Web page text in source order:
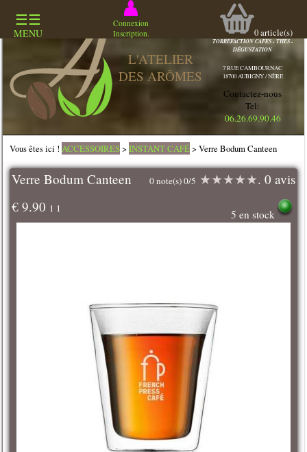
☰☰
MENU
Connexion
Inscription.
0article(s)
L'ATELIER
DES ARÔMES
COMMERCE
SPECIALISÉ
TORREFACTION CAFES - THES -
DÉGUSTATION
7 RUE CAMBOURNAC
18700 AUBIGNY / NÈRE
Contactez-nous
Tel:
06.26.69.90.46
Vous êtes ici !ACCESSOIRES>INSTANT CAFÉ> Verre Bodum Canteen
Verre Bodum Canteen 0 note(s) 0/5 ★★★★★. 0 avis
€ 9.90 1 1 5 en stock